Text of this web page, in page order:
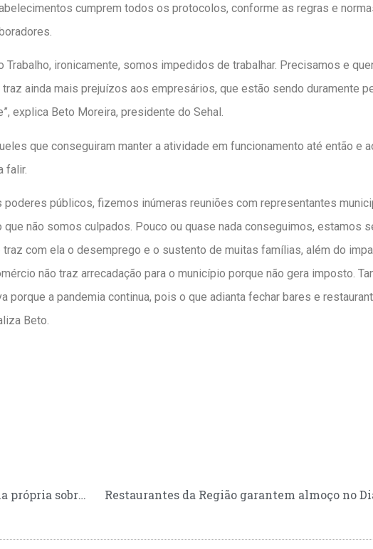
cumprem todos os protocolos, conforme as regras e
ironicamente, somos impedidos de trabalhar. Precisamos e
ainda mais prejuízos aos empresários, que estão sendo duramente
explica Beto Moreira, presidente do Sehal.
que conseguiram manter a atividade em funcionamento até então e
falir.
públicos, fizemos inúmeras reuniões com representantes
não somos culpados. Pouco ou quase nada conseguimos, estamos
com ela o desemprego e o sustento de muitas famílias, além do
não traz arrecadação para o município porque não gera imposto.
porque a pandemia continua, pois o que adianta fechar bares e
Beto.
Comerciantes do Riacho Grande se unem pela própria sobrevivência Restaurantes da Região garantem almoço no